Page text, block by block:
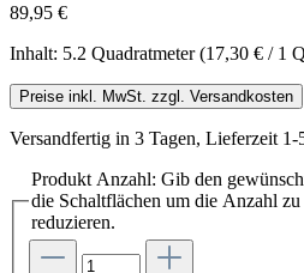
89,95 €
Inhalt: 5.2 Quadratmeter(17,30 € / 1
Preise inkl. MwSt. zzgl. Versandkosten
Versandfertig in 3 Tagen, Lieferzeit 1-
Produkt Anzahl: Gib den
die Schaltflächen um die Anzahl zu
reduzieren.